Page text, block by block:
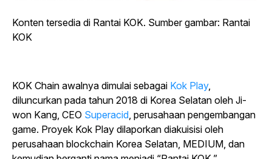
Konten tersedia di Rantai KOK. Sumber gambar: Rantai
KOK
KOK Chain awalnya dimulai sebagai Kok Play,
diluncurkan pada tahun 2018 di Korea Selatan oleh Ji-
won Kang, CEO Superacid, perusahaan pengembangan
game. Proyek Kok Play dilaporkan diakuisisi oleh
perusahaan blockchain Korea Selatan, MEDIUM, dan